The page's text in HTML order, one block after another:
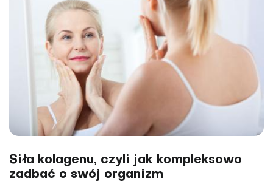
Siła kolagenu, czyli jak kompleksowo
zadbać o swój organizm